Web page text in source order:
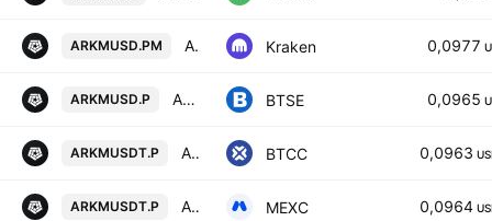
ARKMUSD.PM ARKMUSD Multi Collateral Perpetual Futures Contract Kraken 0,0977
ARKMUSD.P ARKMUSD Futures Contract (Perpetual) BTSE 0,0965
ARKMUSDT.P Arkham vs Tether USD PERPETUAL CONTRACT BTCC 0,0963
ARKMUSDT.P ARKM / Tether PERPETUAL FUTURES MEXC 0,0964